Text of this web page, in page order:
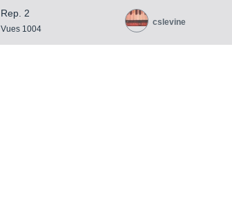
Rep. 2
Vues 1004
cslevine